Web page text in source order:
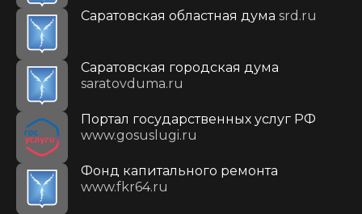
Саратовская областная дума srd.ru
Саратовская городская дума
saratovduma.ru
Портал государственных услуг РФ
www.gosuslugi.ru
Фонд капитального ремонта
www.fkr64.ru